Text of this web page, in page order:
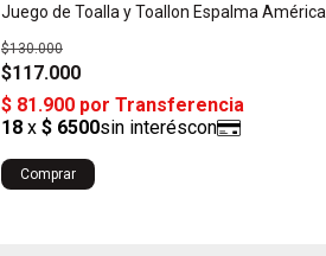
Juego de Toalla y Toallon Espalma América
$117.000
$130.000
Comprar